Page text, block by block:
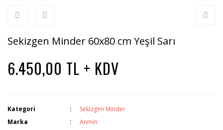
Sekizgen Minder 60x80 cm Yeşil Sarı
6.450,00 TL + KDV
Kategori
Sekizgen Minder
Marka
Anmin